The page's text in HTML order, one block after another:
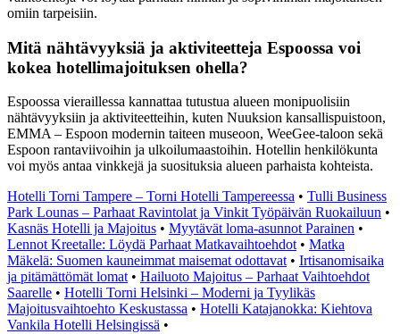
omiin tarpeisiin.
Mitä nähtävyyksiä ja aktiviteetteja Espoossa voi
kokea hotellimajoituksen ohella?
Espoossa vieraillessa kannattaa tutustua alueen monipuolisiin
nähtävyyksiin ja aktiviteetteihin, kuten Nuuksion kansallispuistoon,
EMMA – Espoon modernin taiteen museoon, WeeGee-taloon sekä
Espoon rantaviivoihin ja ulkoilumaastoihin. Hotellin henkilökunta
voi myös antaa vinkkejä ja suosituksia alueen parhaista kohteista.
Hotelli Torni Tampere – Torni Hotelli Tampereessa • Tulli Business
Park Lounas – Parhaat Ravintolat ja Vinkit Työpäivän Ruokailuun •
Kasnäs Hotelli ja Majoitus • Myytävät loma-asunnot Parainen •
Lennot Kreetalle: Löydä Parhaat Matkavaihtoehdot • Matka
Mäkelä: Suomen kauneimmat maisemat odottavat • Irtisanomisaika
ja pitämättömät lomat • Hailuoto Majoitus – Parhaat Vaihtoehdot
Saarelle • Hotelli Torni Helsinki – Moderni ja Tyylikäs
Majoitusvaihtoehto Keskustassa • Hotelli Katajanokka: Kiehtova
Vankila Hotelli Helsingissä •